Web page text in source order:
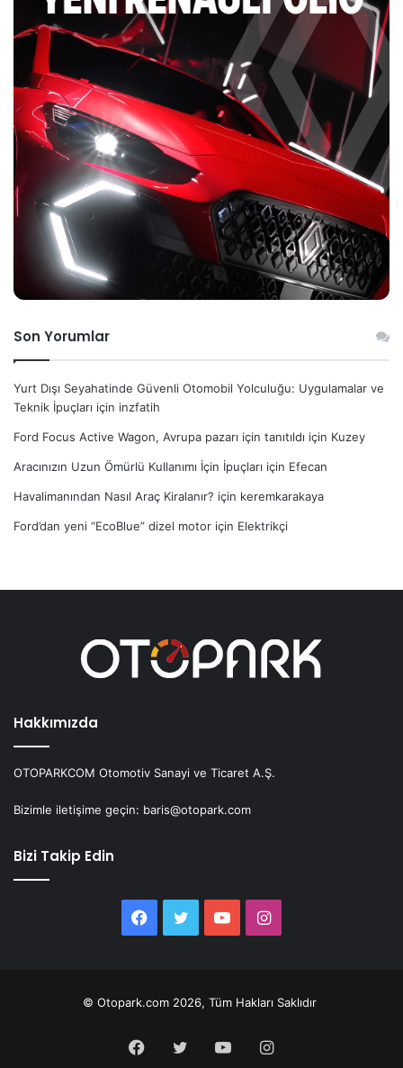
Son Yorumlar
Yurt Dışı Seyahatinde Güvenli Otomobil Yolculuğu: Uygulamalar ve
Teknik İpuçları için inzfatih
Ford Focus Active Wagon, Avrupa pazarı için tanıtıldı için Kuzey
Aracınızın Uzun Ömürlü Kullanımı İçin İpuçları için Efecan
Havalimanından Nasıl Araç Kiralanır? için keremkarakaya
Ford’dan yeni “EcoBlue” dizel motor için Elektrikçi
Hakkımızda
OTOPARKCOM Otomotiv Sanayi ve Ticaret A.Ş.
Bizimle iletişime geçin: baris@otopark.com
Bizi Takip Edin
Facebook
Twitter YouTubeInstagram
© Otopark.com 2026, Tüm Hakları Saklıdır
Facebook
Twitter YouTubeInstagram